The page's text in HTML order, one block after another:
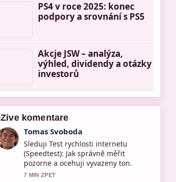
PS4 v roce 2025: konec
podpory a srovnání s PS5
Akcje JSW – analýza,
výhled, dividendy a otázky
investorů
Zive komentare
Petra Novotna
Uzitecny kontext k tvp seriale
program &#8211; Aktuální vysílání
na.... Prosim pokracujte v prubeznych
aktualizacich.